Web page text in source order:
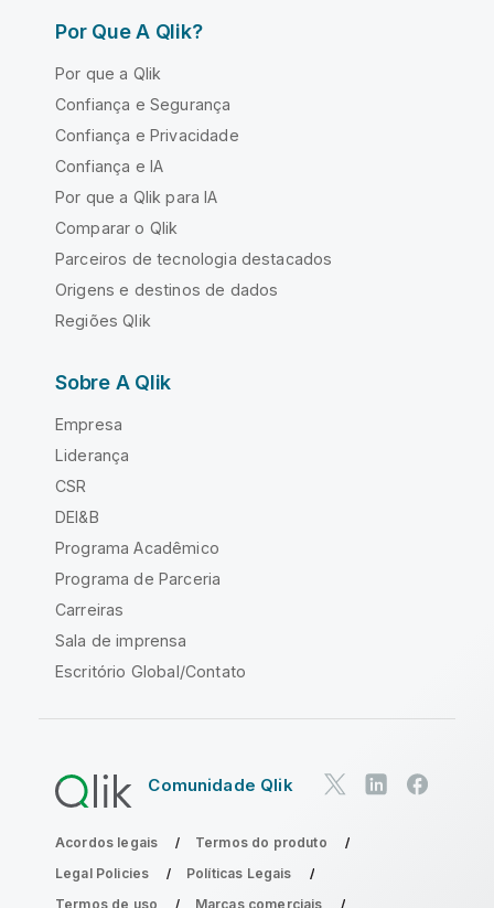
Por Que A Qlik?
Por que a Qlik
Confiança e Segurança
Confiança e Privacidade
Confiança e IA
Por que a Qlik para IA
Comparar o Qlik
Parceiros de tecnologia destacados
Origens e destinos de dados
Regiões Qlik
Sobre A Qlik
Empresa
Liderança
CSR
DEI&B
Programa Acadêmico
Programa de Parceria
Carreiras
Sala de imprensa
Escritório Global/Contato
Comunidade Qlik
Acordos legais
Termos do produto
Legal Policies
Políticas Legais
Termos de uso
Marcas comerciais